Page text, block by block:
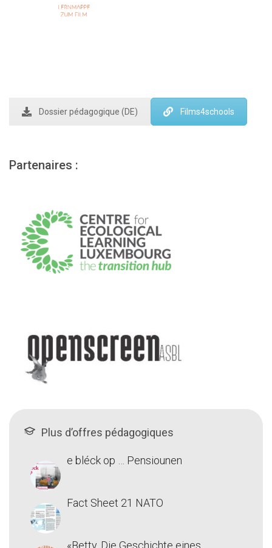
Dossier pédagogique (DE) Films4schools
Partenaires :
Plus d’offres pédagogiques
e bléck op … Pensiounen
Fact Sheet 21 NATO
«Betty. Die Geschichte eines